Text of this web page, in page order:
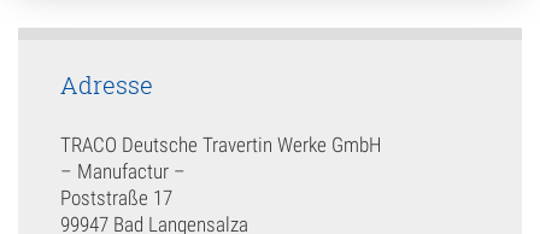
Adresse
TRACO Deutsche Travertin Werke GmbH
– Manufactur –
Poststraße 17
99947 Bad Langensalza